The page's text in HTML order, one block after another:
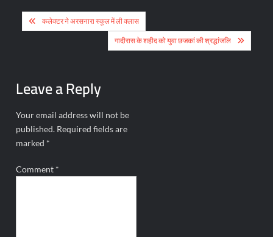
Post
navigation
कलेक्टर ने अरसनारा स्कूल में ली क्लास
गादीरास के शहीद को युवा छजकां की श्रद्धांजलि
Leave a Reply
Your email address will not be
published. Required fields are
marked *
Comment *